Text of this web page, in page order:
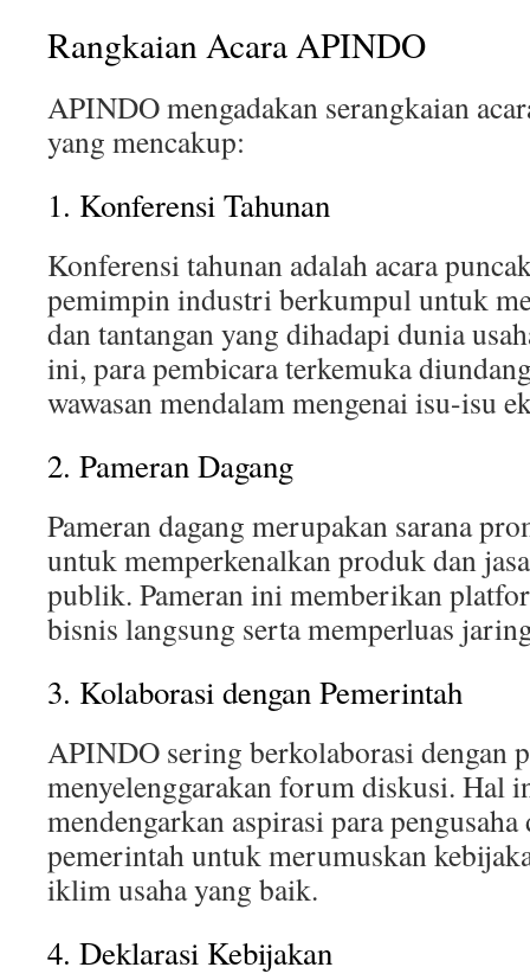
Rangkaian Acara APINDO
APINDO mengadakan serangkaian
yang mencakup:
1. Konferensi Tahunan
Konferensi tahunan adalah acara
pemimpin industri berkumpul untuk
dan tantangan yang dihadapi dunia
ini, para pembicara terkemuka
wawasan mendalam mengenai isu-isu
2. Pameran Dagang
Pameran dagang merupakan sarana
untuk memperkenalkan produk dan
publik. Pameran ini memberikan
bisnis langsung serta memperluas
3. Kolaborasi dengan Pemerintah
APINDO sering berkolaborasi dengan
menyelenggarakan forum diskusi. Hal
mendengarkan aspirasi para pengusaha
pemerintah untuk merumuskan
iklim usaha yang baik.
4. Deklarasi Kebijakan